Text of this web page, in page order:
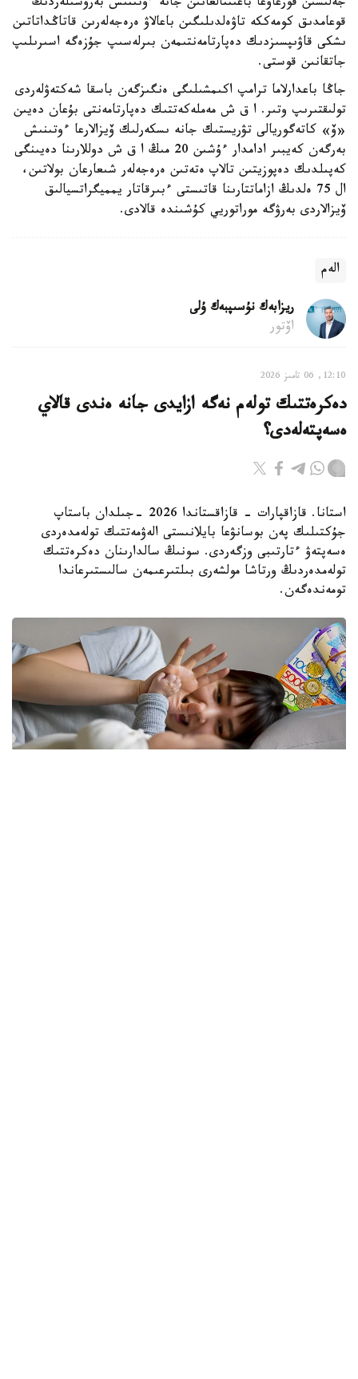
قوعامدىق كومەككە تاۋەلدىلىگىن باعالاۋ ەرەجەلەرىن قاتاڭداتاتىن
ىشكى قاۋىپسىزدىك دەپارتامەنتىمەن بىرلەسىپ جۇزەگە اسىرىلىپ
جاتقانىن قوستى.
جاڭا باعدارلاما ترامپ اكىمشىلىگى ەنگىزگەن باسقا شەكتەۋلەردى
تولىقتىرىپ وتىر. ا ق ش مەملەكەتتىك دەپارتامەنتى بۇعان دەيىن
«ۆ» كاتەگوريالى تۋريستىك جانە ىسكەرلىك ۆيزالارعا ءوتىنىش
بەرگەن كەيبىر ادامدار ءۇشىن 20 مىڭ ا ق ش دوللارىنا دەيىنگى
كەپىلدىك دەپوزيتىن تالاپ ەتەتىن ەرەجەلەر شىعارعان بولاتىن،
ال 75 ەلدىڭ ازاماتتارىنا قاتىستى ءبىرقاتار يمميگراتسيالىق
ۆيزالاردى بەرۋگە موراتوريي كۇشىندە قالادى.
الەم
ريزابەك نۇسىپبەك ۇلى
اۆتور
12:10, 06 تامىز 2026
دەكرەتتىك تولەم نەگە ازايدى جانە ەندى قالاي
ەسەپتەلەدى؟
استانا. قازاقپارات - قازاقستاندا 2026 -جىلدان باستاپ
جۇكتىلىك پەن بوسانۋعا بايلانىستى الەۋمەتتىك تولەمدەردى
ەسەپتەۋ ءتارتىبى وزگەردى. سونىڭ سالدارىنان دەكرەتتىك
تولەمدەردىڭ ورتاشا مولشەرى بىلتىرعىمەن سالىستىرعاندا
تومەندەگەن.